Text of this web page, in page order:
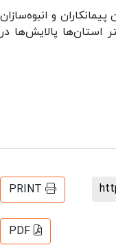
و انبوه‌سازان
پالایش‌ها در
PRINT
PDF